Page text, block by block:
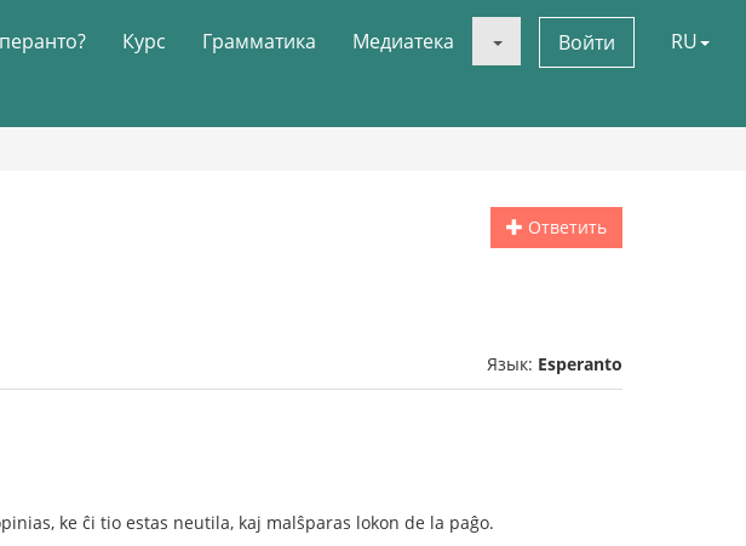
Курс Грамматика Медиатека Войти RU
Ответить
Язык: Esperanto
ke ĉi tio estas neutila, kaj malŝparas lokon de la paĝo.